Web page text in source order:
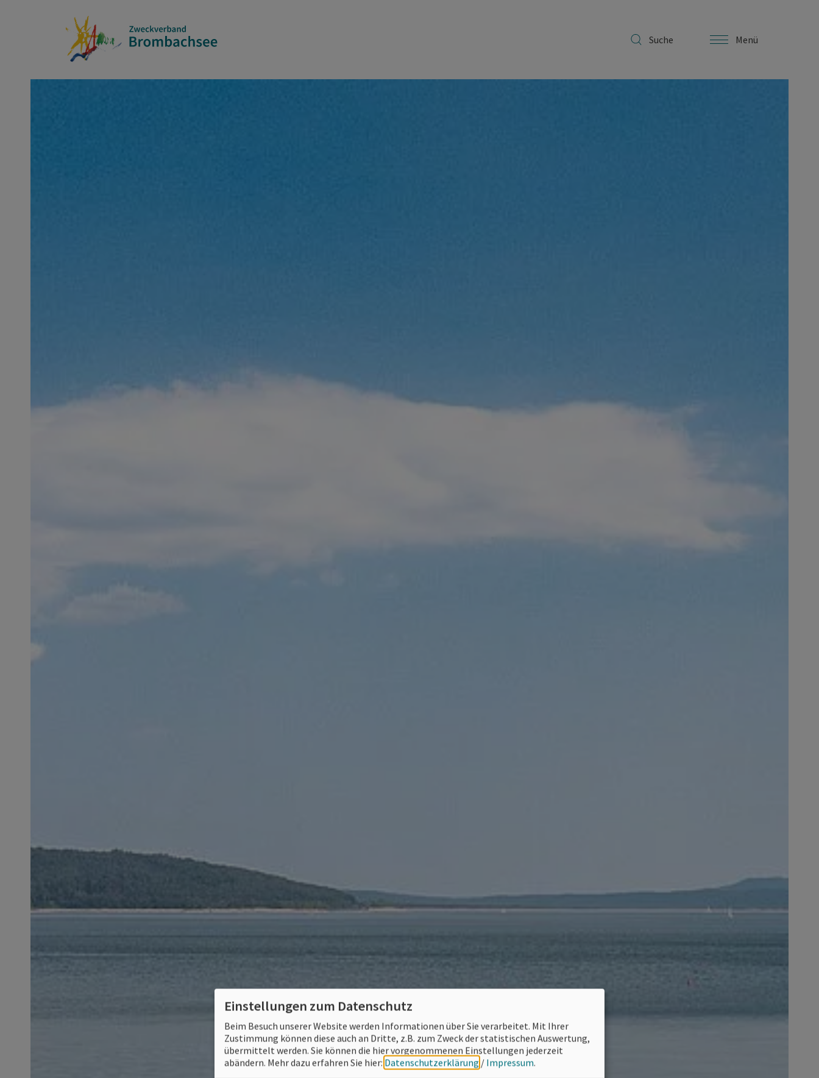
Suche Menü
Einstellungen zum Datenschutz
Beim Besuch unserer Website werden Informationen über Sie verarbeitet. Mit Ihrer
Zustimmung können diese auch an Dritte, z.B. zum Zweck der statistischen Auswertung,
übermittelt werden. Sie können die hier vorgenommenen Einstellungen jederzeit
abändern. Mehr dazu erfahren Sie hier: Datenschutzerklärung / Impressum.